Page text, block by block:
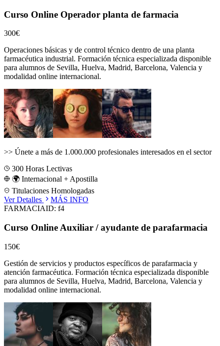
Curso Online Operador planta de farmacia
300€
Operaciones básicas y de control técnico dentro de una planta
farmacéutica industrial. Formación técnica especializada disponible
para alumnos de Sevilla, Huelva, Madrid, Barcelona, Valencia y
modalidad online internacional.
>> Únete a más de 1.000.000 profesionales interesados en el sector
300 Horas Lectivas
🌍 Internacional + Apostilla
Titulaciones Homologadas
Ver Detalles
MÁS INFO
FARMACIAID: f4
Curso Online Auxiliar / ayudante de parafarmacia
150€
Gestión de servicios y productos específicos de parafarmacia y
atención farmacéutica. Formación técnica especializada disponible
para alumnos de Sevilla, Huelva, Madrid, Barcelona, Valencia y
modalidad online internacional.